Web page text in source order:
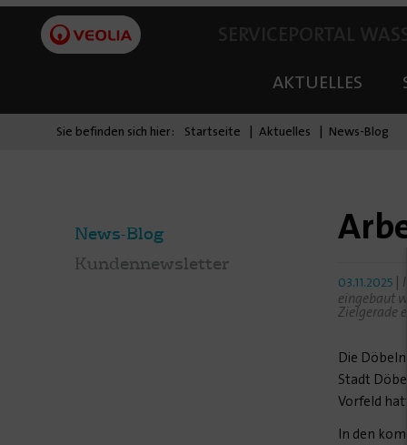
AKTUELLES
Sie befinden sich hier: Startseite Aktuelles News-Blog
News-Blog
Kundennewsletter
03.11.2025 |
eingebaut
Zielgerade
Die
Stadt
Vorfeld
In den